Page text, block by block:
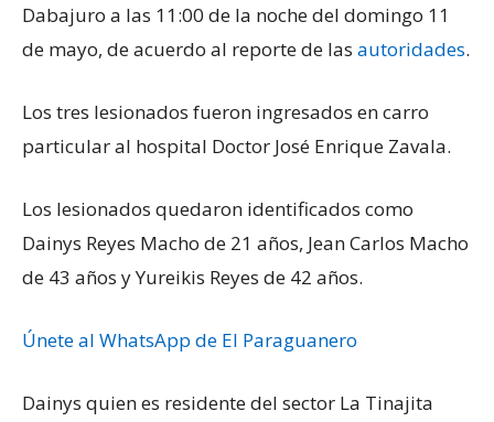
Dabajuro a las 11:00 de la noche del domingo 11
de mayo, de acuerdo al reporte de las autoridades.
Los tres lesionados fueron ingresados en carro
particular al hospital Doctor José Enrique Zavala.
Los lesionados quedaron identificados como
Dainys Reyes Macho de 21 años, Jean Carlos Macho
de 43 años y Yureikis Reyes de 42 años.
Únete al WhatsApp de El Paraguanero
Dainys quien es residente del sector La Tinajita